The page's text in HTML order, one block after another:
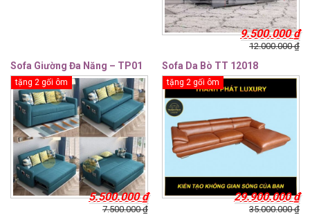
12.000.000₫
9.500.000₫
Sofa Giường Đa Năng – TP01
tặng 2 gối ôm
7.500.000₫
5.500.000₫
Sofa Da Bò TT 12018
tặng 2 gối ôm
35.000.000₫
29.900.000₫